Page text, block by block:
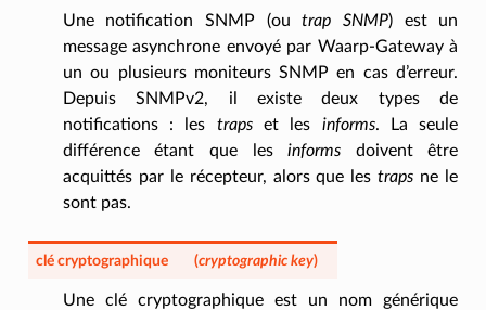
Une notification SNMP (outrap SNMP) est un
message asynchrone envoyé par Waarp-Gateway à
un ou plusieurs moniteurs SNMP en cas d’erreur.
Depuis SNMPv2, il existe deux types de
notifications : les trapset les informs. La seule
différence étant que lesinforms doivent être
acquittés par le récepteur, alors que lestraps ne le
sont pas.
clé cryptographique (cryptographic key)
Une clé cryptographique est un nom générique